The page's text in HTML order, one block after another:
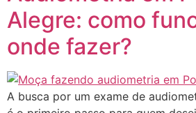
Alegre: como
onde fazer?
A busca por um exame de